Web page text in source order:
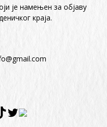
је намењен за објaву
краја.
Twitter
Twitter